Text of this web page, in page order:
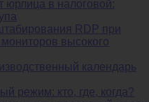
юрлица в налоговой:
RDP при
высокого
календарь
режим: кто, где, когда?